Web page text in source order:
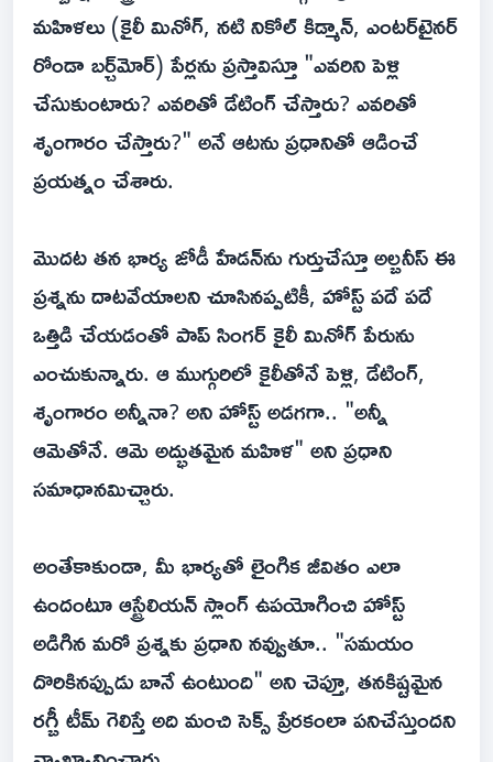
మహిళలు (కైలీ మినోగ్, నటి నికోల్ కిడ్మాన్, ఎంటర్‌టైనర్
రోండా బర్చ్‌మోర్) పేర్లను ప్రస్తావిస్తూ "ఎవరిని పెళ్లి
చేసుకుంటారు? ఎవరితో డేటింగ్ చేస్తారు? ఎవరితో
శృంగారం చేస్తారు?" అనే ఆటను ప్రధానితో ఆడించే
ప్రయత్నం చేశారు.
మొదట తన భార్య జోడీ హేడన్‌ను గుర్తుచేస్తూ అల్బనీస్ ఈ
ప్రశ్నను దాటవేయాలని చూసినప్పటికీ, హోస్ట్ పదే పదే
ఒత్తిడి చేయడంతో పాప్ సింగర్ కైలీ మినోగ్ పేరును
ఎంచుకున్నారు. ఆ ముగ్గురిలో కైలీతోనే పెళ్లి, డేటింగ్,
శృంగారం అన్నీనా? అని హోస్ట్ అడగగా.. "అన్నీ
ఆమెతోనే. ఆమె అద్భుతమైన మహిళ" అని ప్రధాని
సమాధానమిచ్చారు.
అంతేకాకుండా, మీ భార్యతో లైంగిక జీవితం ఎలా
ఉందంటూ ఆస్ట్రేలియన్ స్లాంగ్ ఉపయోగించి హోస్ట్
అడిగిన మరో ప్రశ్నకు ప్రధాని నవ్వుతూ.. "సమయం
దొరికినప్పుడు బానే ఉంటుంది" అని చెప్తూ, తనకిష్టమైన
రగ్బీ టీమ్ గెలిస్తే అది మంచి సెక్స్ ప్రేరకంలా పనిచేస్తుందని